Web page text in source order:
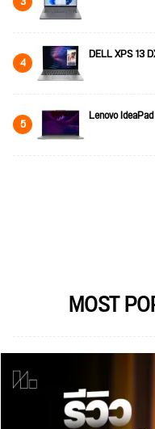
4 DELL XPS 13
5 Lenovo
MOST